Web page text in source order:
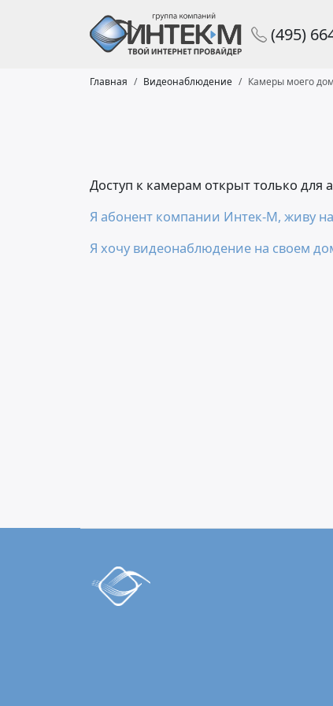
(495)
Главная Видеонаблюдение Камеры моего
Доступ к камерам открыт только
Я абонент компании Интек-М, живу
Я хочу видеонаблюдение на своем